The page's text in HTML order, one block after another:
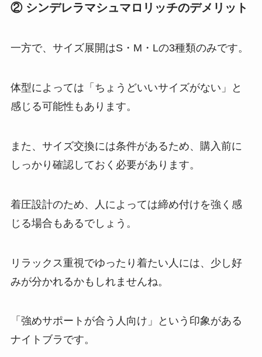
② シンデレラマシュマロリッチのデメリット
一方で、サイズ展開はS・M・Lの3種類のみです。
体型によっては「ちょうどいいサイズがない」と
感じる可能性もあります。
また、サイズ交換には条件があるため、購入前に
しっかり確認しておく必要があります。
着圧設計のため、人によっては締め付けを強く感
じる場合もあるでしょう。
リラックス重視でゆったり着たい人には、少し好
みが分かれるかもしれませんね。
「強めサポートが合う人向け」という印象がある
ナイトブラです。